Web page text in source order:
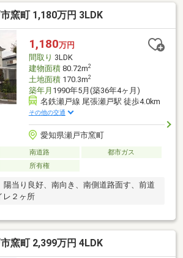
窯町 1,180万円 3LDK
1,180万円
間取り 3LDK
建物面積80.72m2
土地面積170.3m2
築年月 1990年5月(築36年4ヶ月)
名鉄瀬戸線 尾張瀬戸駅 徒歩4.0km
その他の交通
愛知県瀬戸市窯町
南道路
都市ガス
所有権
陽当り良好、南向き、南側道路面す、前道
レ２ヶ所
窯町 2,399万円 4LDK